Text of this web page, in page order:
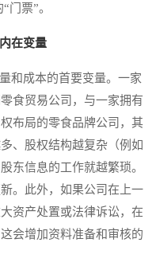
门票”。
在变量
成本的首要变量。一家
食贸易公司，与一家拥有
布局的零食品牌公司，其
、股权结构越复杂（例如
东信息的工作就越繁琐。
。此外，如果公司在上一
资产处置或法律诉讼，在
会增加资料准备和审核的